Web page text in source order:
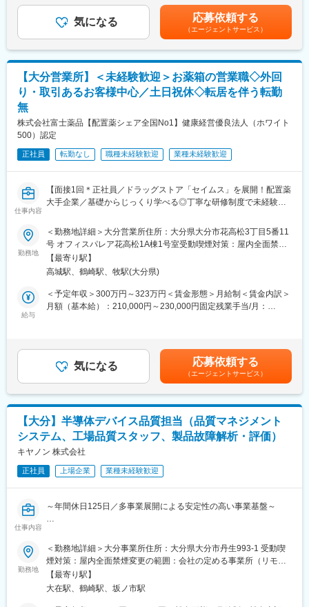
さい。
・資格取得後は、資格手当として給与にも反映されます。
・スケジュールに合わせて直行直帰可
・転居を伴う転勤はありません
■やりがい：
・最近、健康のことで困っていることがないかなど、親身にお話
を聞くことで、お客様と信頼関係を築き、お客様の健康管理に貢
献することができます。
れてありがとう。」など、「ありがとう」という言葉が一番のや
りがいです。
変更の範囲：会社の定める業務
へ訪問をします。
・健康相談、新商品・サービスのご提案 など
※一部、新たに配置薬を置いていただくお客様への訪問がありま
└配置薬は無料でおけるので、お客様も抵抗なく置いてくれる製
品です。
■未経験の方も安心！充実した研修制度：
・入社2週間～1カ月 ： 先輩社員に同行し、仕事の流れを学びま
す。「会話のコツ」や「商品のご案内方法」といった実践的なス
・入社1カ月以降 ： 慣れてきたら独り立ち。既存のお客様をメイ
ンに訪問します。
★困ったら先輩社員に相談しやすい雰囲気です！
・入社後は、医薬品販売の専門知識を身につけるために、登録販
売者資格を取得していただきます。（取得率90％以上）
■働き方：
・基本土日祝休み／年3回の大型連休あり
・残業20h以内
・スケジュールに合わせて直行直帰可
・転居を伴う転勤はありません
■やりがい：
・最近、健康のことで困っていることがないかなど、親身にお話
を聞くことで、お客様と信頼関係を築き、お客様の健康管理に貢
献することができます。
・「この薬すごく効き目があって良かったよ。」「こないだのリ
ンゴ酢美味しかった！ちょうどまた買おうと思ってたの。来てく
変更の範囲：会社の定める業務
年収は当社規定に基づき、年齢や経験に応じて決定します。・昇
給：年1回（4月）＜モデル給与＞※入社3年目平均基本給＋各種手
当＋業績連動給→総支給月額344,141円※業績連動給：月の予算達
成や売り上げに対して支払われます賃金はあくまでも目安の金額
であり、選考を通じて上下する可能性があります。月給(月額)は固
定手当を含めた表記です。
気になる 応募依頼する
（エージェントサービス）
【大分営業所】＜未経験歓迎＞お薬箱の営業職◇外回
り・取引あるお客様中心／土日祝休◇転居を伴う転勤
無
株式会社富士薬品【配置薬シェア全国No1】健康経営優良法人（ホワイト
500）認定
正社員 転勤なし 職種未経験歓迎 業種未経験歓迎
仕事内容
【面接1回＊正社員／ドラッグストア「セイムス」を展開！配置薬
大手企業／基礎からじっくり学べる◎丁寧な研修制度で未経験の
■職務内容：
担当エリアのお客様（個人宅や企業）へ訪問し、配置薬（お薬
箱）や健康食品の提案をお任せします。
※既に、取引のあるお客様先を訪問するスタイルです。
＜仕事の流れ＞
へ訪問をします。
・健康相談、新商品・サービスのご提案 など
※一部、新たに配置薬を置いていただくお客様への訪問がありま
す。
└配置薬は無料でおけるので、お客様も抵抗なく置いてくれる製
品です。
■未経験の方も安心！充実した研修制度：
・入社直後～2週間 ： OJT形式で、薬の種類や成分など基礎知識
す。「会話のコツ」や「商品のご案内方法」といった実践的なス
キルを習得します。
・入社1カ月以降 ： 慣れてきたら独り立ち。既存のお客様をメイ
ンに訪問します。
勤務地
＜勤務地詳細＞大分営業所住所：大分県大分市花高松3丁目5番11
号 オフィスパレア花高松1A棟1号室受動喫煙対策：屋内全面禁煙
変更の範囲：会社の定める事業所
【最寄り駅】
高城駅、鶴崎駅、牧駅(大分県)
給与
＜予定年収＞300万円～323万円＜賃金形態＞月給制＜賃金内訳＞
月額（基本給）：210,000円～230,000円固定残業手当/月：
年収は当社規定に基づき、年齢や経験に応じて決定します。・昇
給：年1回（4月）＜モデル給与＞※入社3年目平均基本給＋各種手
当＋業績連動給→総支給月額344,141円※業績連動給：月の予算達
成や売り上げに対して支払われます賃金はあくまでも目安の金額
であり、選考を通じて上下する可能性があります。月給(月額)は固
定手当を含めた表記です。
気になる 応募依頼する
（エージェントサービス）
【大分】半導体デバイス品質担当（品質マネジメント
システム、工場品質スタッフ、製品故障解析・評価）
キヤノン 株式会社
正社員 上場企業 業種未経験歓迎
仕事内容
～年間休日125日／多事業展開による安定性の高い事業基盤～
当社の半導体デバイス品質担当として品質マネジメントシステ
ム、工場品質スタッフ、製品故障解析・評価をお任せいたしま
す。
■具体的には：
勤務地
＜勤務地詳細＞大分事業所住所：大分県大分市丹生993-1 受動喫
煙対策：屋内全面禁煙変更の範囲：会社の定める事業所（リモー
トワーク含む）
【最寄り駅】
大在駅、鶴崎駅、坂ノ市駅